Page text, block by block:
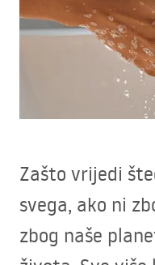
Zašto vrijedi
svega, ako ni
zbog naše